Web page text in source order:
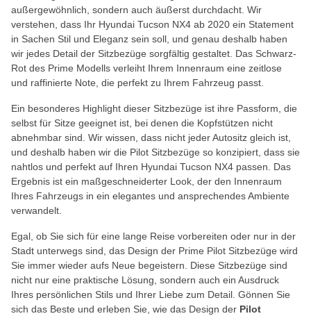
außergewöhnlich, sondern auch äußerst durchdacht. Wir
verstehen, dass Ihr Hyundai Tucson NX4 ab 2020 ein Statement
in Sachen Stil und Eleganz sein soll, und genau deshalb haben
wir jedes Detail der Sitzbezüge sorgfältig gestaltet. Das Schwarz-
Rot des Prime Modells verleiht Ihrem Innenraum eine zeitlose
und raffinierte Note, die perfekt zu Ihrem Fahrzeug passt.
Ein besonderes Highlight dieser Sitzbezüge ist ihre Passform, die
selbst für Sitze geeignet ist, bei denen die Kopfstützen nicht
abnehmbar sind. Wir wissen, dass nicht jeder Autositz gleich ist,
und deshalb haben wir die Pilot Sitzbezüge so konzipiert, dass sie
nahtlos und perfekt auf Ihren Hyundai Tucson NX4 passen. Das
Ergebnis ist ein maßgeschneiderter Look, der den Innenraum
Ihres Fahrzeugs in ein elegantes und ansprechendes Ambiente
verwandelt.
Egal, ob Sie sich für eine lange Reise vorbereiten oder nur in der
Stadt unterwegs sind, das Design der Prime Pilot Sitzbezüge wird
Sie immer wieder aufs Neue begeistern. Diese Sitzbezüge sind
nicht nur eine praktische Lösung, sondern auch ein Ausdruck
Ihres persönlichen Stils und Ihrer Liebe zum Detail. Gönnen Sie
sich das Beste und erleben Sie, wie das Design der Pilot